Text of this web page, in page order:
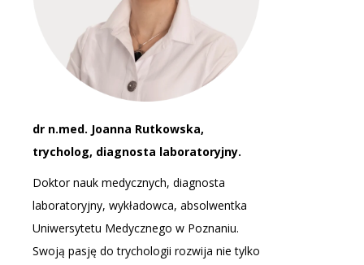
dr n.med. Joanna Rutkowska,
trycholog, diagnosta laboratoryjny.
Doktor nauk medycznych, diagnosta
laboratoryjny, wykładowca, absolwentka
Uniwersytetu Medycznego w Poznaniu.
Swoją pasję do trychologii rozwija nie tylko